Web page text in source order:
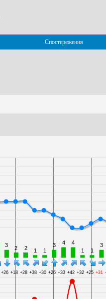
Спостереження